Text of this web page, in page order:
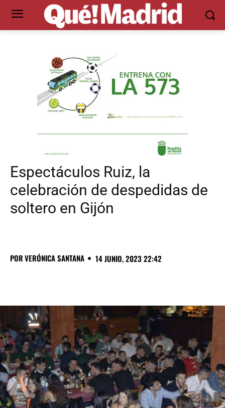
Espectáculos Ruiz, la
celebración de despedidas de
soltero en Gijón
PORVERÓNICA SANTANA 14 JUNIO, 2023 22:42